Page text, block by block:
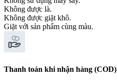
Không được là.
Không được giặt khô.
Giặt với sản phẩm cùng màu.
Thanh toán khi nhận hàng (COD)